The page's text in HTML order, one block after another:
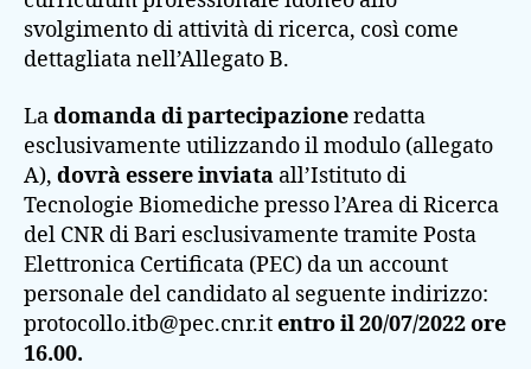
svolgimento di attività di ricerca, così come
dettagliata nell’Allegato B.
Ladomanda di partecipazioneredatta
esclusivamente utilizzando il modulo (allegato
A), dovrà essere inviata all’Istituto di
Tecnologie Biomediche presso l’Area di Ricerca
del CNR di Bari esclusivamente tramite Posta
Elettronica Certificata (PEC) da un account
personale del candidato al seguente indirizzo:
protocollo.itb@pec.cnr.itentro il 20/07/2022 ore
16.00.